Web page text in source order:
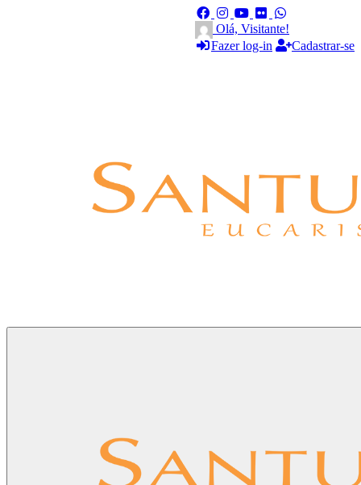
Olá, Visitante!
Fazer log-in
Cadastrar-se